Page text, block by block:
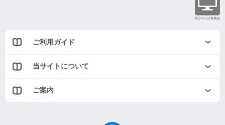
ご利用ガイド
当サイトについて
ご案内